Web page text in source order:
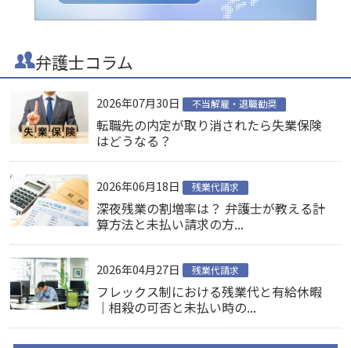
弁護士コラム
2026年07月30日 不当解雇・退職勧奨
転職先の内定が取り消されたら失業保険
はどうなる？
2026年06月18日 残業代請求
深夜残業の割増率は？ 弁護士が教える計
算方法と未払い請求の方...
2026年04月27日 残業代請求
フレックス制における残業代と有給休暇
｜相殺の可否と未払い時の...